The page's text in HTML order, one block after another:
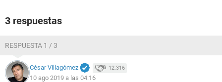
3 respuestas
RESPUESTA 1 / 3
César Villagómez 12.316
10 ago 2019 a las 04:16